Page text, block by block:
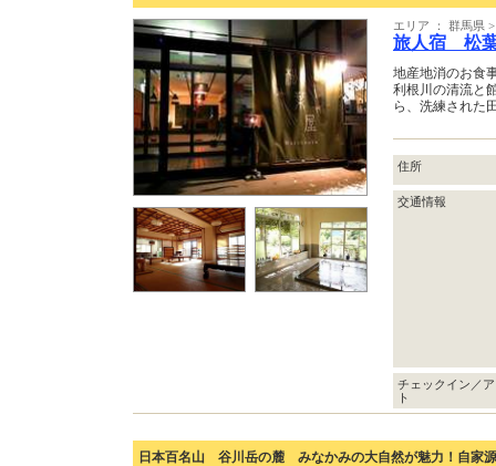
エリア ： 群馬県
旅人宿 松
地産地消のお食
利根川の清流と
ら、洗練された
住所
交通情報
チェックイン／
ト
日本百名山 谷川岳の麓 みなかみの大自然が魅力！自家